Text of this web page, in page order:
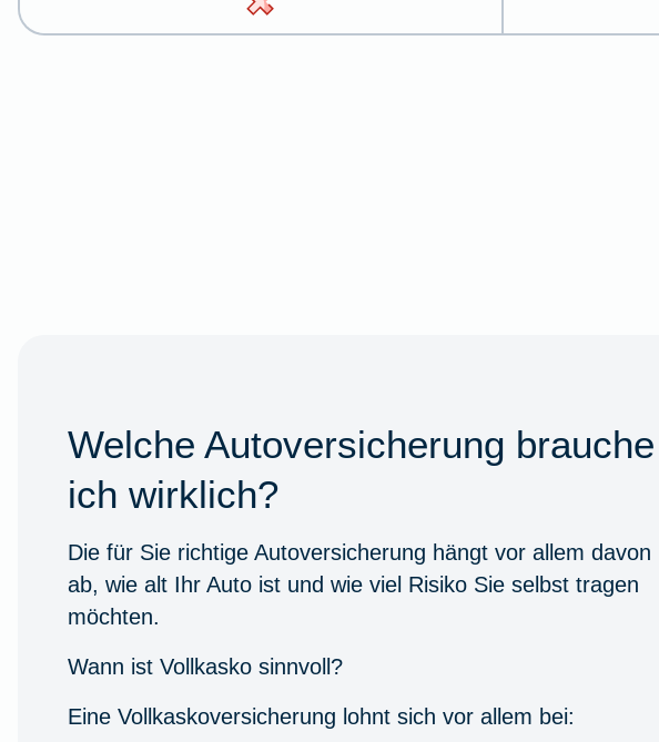
Welche Autoversicherung brauche
ich wirklich?
Die für Sie richtige Autoversicherung hängt vor allem davon
ab, wie alt Ihr Auto ist und wie viel Risiko Sie selbst tragen
möchten.
Wann ist Vollkasko sinnvoll?
Eine Vollkaskoversicherung lohnt sich vor allem bei: